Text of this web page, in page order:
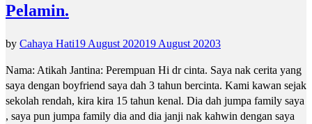
Pelamin.
by Cahaya Hati19 August 202019 August 20203
Nama: Atikah Jantina: Perempuan Hi dr cinta. Saya nak cerita yang
saya dengan boyfriend saya dah 3 tahun bercinta. Kami kawan sejak
sekolah rendah, kira kira 15 tahun kenal. Dia dah jumpa family saya
, saya pun jumpa family dia and dia janji nak kahwin dengan saya